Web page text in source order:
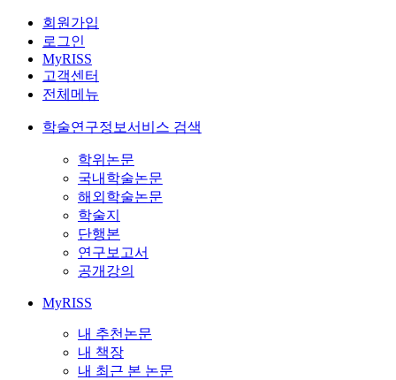
회원가입
로그인
MyRISS
고객센터
전체메뉴
학술연구정보서비스 검색
학위논문
국내학술논문
해외학술논문
학술지
단행본
연구보고서
공개강의
MyRISS
내 추천논문
내 책장
내 최근 본 논문